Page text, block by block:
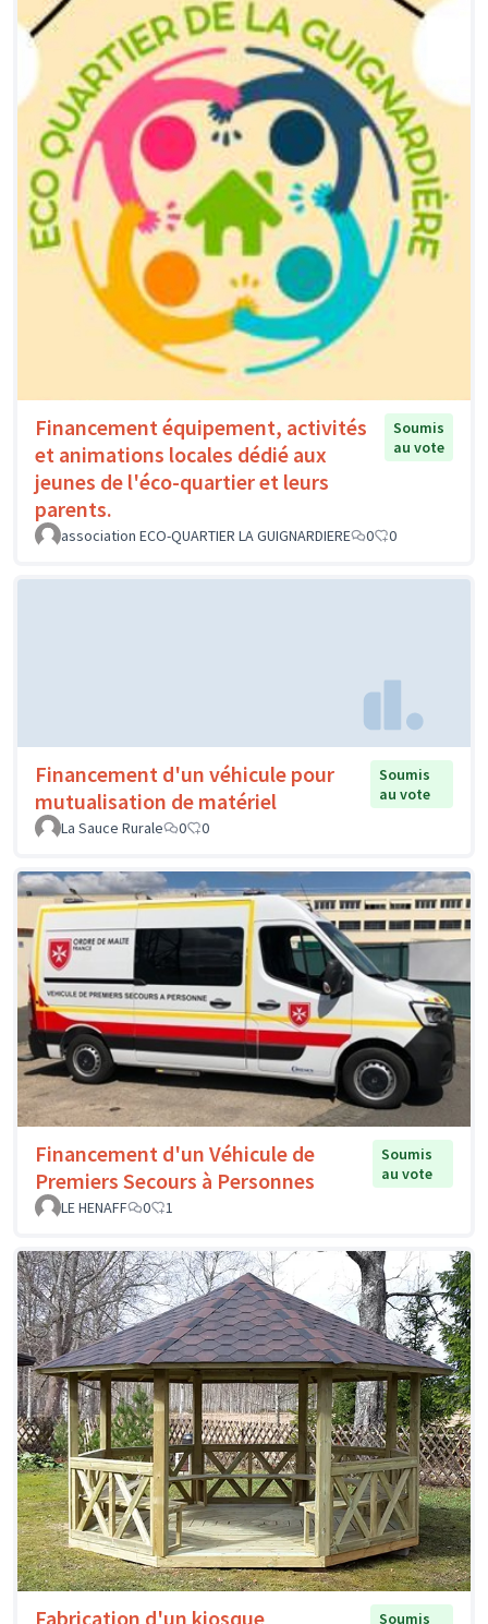
Financement équipement, activités
et animations locales dédié aux
jeunes de l'éco-quartier et leurs
parents.
Soumis
au vote
association ECO-QUARTIER LA GUIGNARDIERE 0 0
Financement d'un véhicule pour
mutualisation de matériel
Soumis
au vote
La Sauce Rurale
0 0
Financement d'un Véhicule de
Premiers Secours à Personnes
Soumis
au vote
LE HENAFF
0 1
Fabrication d'un kiosque
Soumis